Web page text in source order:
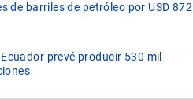
de barriles de petróleo por USD 872
prevé producir 530 mil